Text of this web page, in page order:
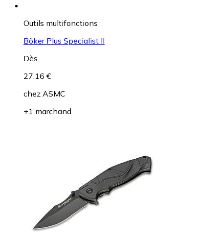
Outils multifonctions
Böker Plus Specialist II
Dès
27,16 €
chez ASMC
+1 marchand